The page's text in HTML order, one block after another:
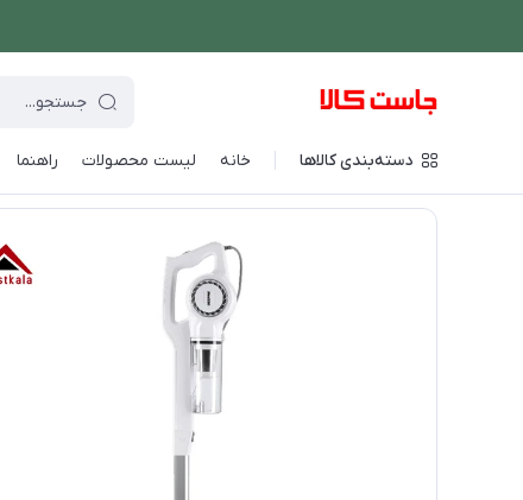
دسته‌بندی کالاها خانه لیست محصولات راهنما
فروشگاه اینترنتی جاست کالا شستشو و نظافت / جارو برقی